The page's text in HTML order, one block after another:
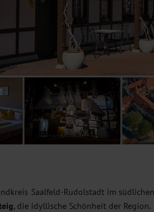
Saalfeld-Rudolstadt im
, die idyllische Schönheit der Region.
Angebot und unsere Webseite weiter
können wir beispielsweise die
optimieren. Wir nutzen hierfür
der auf unsere Website erfassten
. Sie können Ihre
werden genutzt, um Ihnen